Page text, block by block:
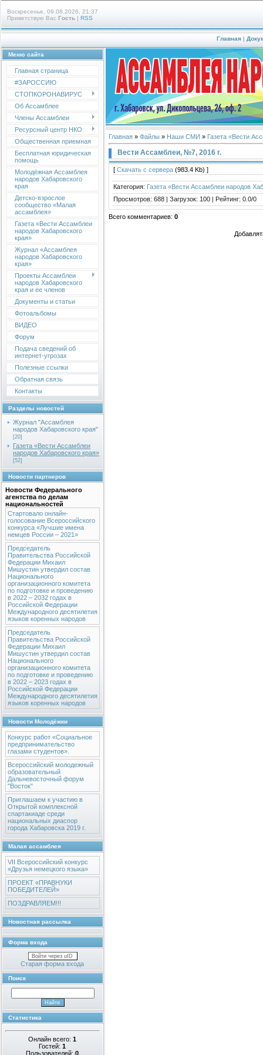
Воскресенье, 09.08.2026, 21:37
Приветствую Вас Гость | RSS
Главная |
Меню сайта
Главная страница
#ЗАРОССИЮ
СТОПКОРОНАВИРУС
Об Ассамблее
Члены Ассамблеи
Ресурсный центр НКО
Общественная приемная
Бесплатная юридическая
помощь
Молодёжная Ассамблея
народов Хабаровского
края
Детско-взрослое
сообщество «Малая
ассамблея»
Газета «Вести Ассамблеи
народов Хабаровского
края»
Журнал «Ассамблея
народов Хабаровского
края»
Проекты Ассамблеи
народов Хабаровского
края и ее членов
Документы и статьи
Фотоальбомы
ВИДЕО
Форум
Подача сведений об
интернет-угрозах
Полезные ссылки
Обратная связь
Контакты
Разделы новостей
Журнал "Ассамблея
народов Хабаровского края"
[20]
Газета «Вести Ассамблеи
народов Хабаровского края»
[52]
Новости партнеров
Новости Федерального
агентства по делам
национальностей
Стартовало онлайн-
голосование Всероссийского
конкурса «Лучшие имена
немцев России – 2021»
Председатель
Правительства Российской
Федерации Михаил
Мишустин утвердил состав
Национального
организационного комитета
по подготовке и проведению
в 2022 – 2032 годах в
Российской Федерации
Международного десятилетия
языков коренных народов
Председатель
Правительства Российской
Федерации Михаил
Мишустин утвердил состав
Национального
организационного комитета
по подготовке и проведению
в 2022 – 2023 годах в
Российской Федерации
Международного десятилетия
языков коренных народов
Новости Молодёжки
Конкурс работ «Социальное
предпринимательство
глазами студентов».
Всероссийский молодежный
образовательный
Дальневосточный форум
"Восток"
Приглашаем к участию в
Открытой комплексной
спартакиаде среди
национальных диаспор
города Хабаровска 2019 г.
Малая ассамблея
VII Всероссийский конкурс
«Друзья немецкого языка»
ПРОЕКТ «ПРАВНУКИ
ПОБЕДИТЕЛЕЙ»
ПОЗДРАВЛЯЕМ!!!
Новостная рассылка
Форма входа
Войти через uID
Старая форма входа
Поиск
Статистика
Онлайн всего:1
Гостей:1
Пользователей:0
Главная » Файлы » Наши СМИ » Газета «Вести
Вести Ассамблеи, №7, 2016 г.
[ Скачать с сервера (983.4 Kb) ]
Категория: Газета «Вести Ассамблеи народов
Просмотров: 688 | Загрузок: 100 | Рейтинг: 0.0/0
Всего комментариев: 0